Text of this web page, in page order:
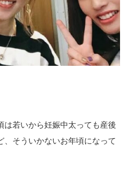
は若いから妊娠中太っても産後
、そういかないお年頃になって